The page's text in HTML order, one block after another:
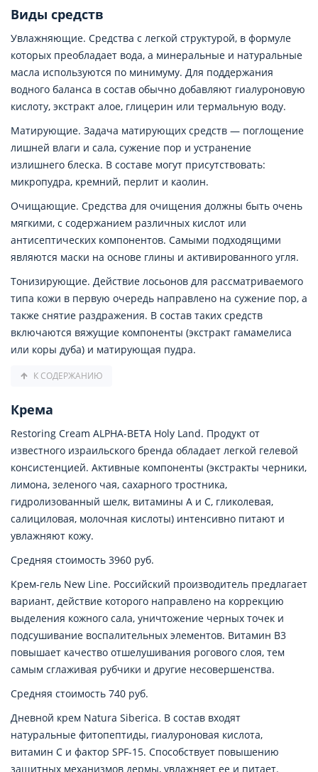
Виды средств
Увлажняющие. Средства с легкой структурой, в формуле
которых преобладает вода, а минеральные и натуральные
масла используются по минимуму. Для поддержания
водного баланса в состав обычно добавляют гиалуроновую
кислоту, экстракт алое, глицерин или термальную воду.
Матирующие. Задача матирующих средств — поглощение
лишней влаги и сала, сужение пор и устранение
излишнего блеска. В составе могут присутствовать:
микропудра, кремний, перлит и каолин.
Очищающие. Средства для очищения должны быть очень
мягкими, с содержанием различных кислот или
антисептических компонентов. Самыми подходящими
являются маски на основе глины и активированного угля.
Тонизирующие. Действие лосьонов для рассматриваемого
типа кожи в первую очередь направлено на сужение пор, а
также снятие раздражения. В состав таких средств
включаются вяжущие компоненты (экстракт гамамелиса
или коры дуба) и матирующая пудра.
К СОДЕРЖАНИЮ
Крема
Restoring Cream ALPHA-BETA Holy Land. Продукт от
известного израильского бренда обладает легкой гелевой
консистенцией. Активные компоненты (экстракты черники,
лимона, зеленого чая, сахарного тростника,
гидролизованный шелк, витамины A и C, гликолевая,
салициловая, молочная кислоты) интенсивно питают и
увлажняют кожу.
Средняя стоимость 3960 руб.
Крем-гель New Line. Российский производитель предлагает
вариант, действие которого направлено на коррекцию
выделения кожного сала, уничтожение черных точек и
подсушивание воспалительных элементов. Витамин В3
повышает качество отшелушивания рогового слоя, тем
самым сглаживая рубчики и другие несовершенства.
Средняя стоимость 740 руб.
Дневной крем Natura Siberica. В состав входят
натуральные фитопептиды, гиалуроновая кислота,
витамин С и фактор SPF-15. Способствует повышению
защитных механизмов дермы, увлажняет ее и питает.